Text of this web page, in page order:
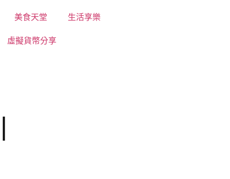
美食天堂 生活享樂
虛擬貨幣分享